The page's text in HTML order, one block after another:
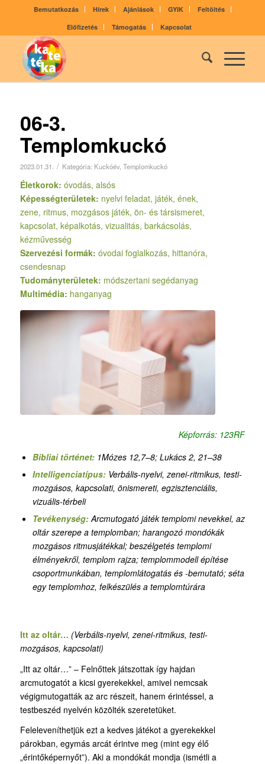
Bemutatkozás Hírek Ajánlások GYIK
Feltöltés
Előfizetés
Támogatás Kapcsolat
06-3.
Templomkuckó
2023.01.31. / Kategória: Kuckóév, Templomkuckó
Életkorok: óvodás, alsós
Képességterületek: nyelvi feladat, játék, ének,
zene, ritmus, mozgásos játék, ön- és társismeret,
kapcsolat, képalkotás, vizualitás, barkácsolás,
kézművesség
Szervezési formák: óvodai foglalkozás, hittanóra,
csendesnap
Tudományterületek: módszertani segédanyag
Multimédia: hanganyag
Képforrás: 123RF
Bibliai történet:1Mózes 12,7–8; Lukács 2, 21–38
Intelligenciatípus: Verbális-nyelvi, zenei-ritmikus, testi-
mozgásos, kapcsolati, önismereti, egzisztenciális,
vizuális-térbeli
Tevékenység: Arcmutogató játék templomi nevekkel, az
oltár szerepe a templomban; harangozó mondókák
mozgásos ritmusjátékkal; beszélgetés templomi
élményekről, templom rajza; templommodell építése
csoportmunkában, templomlátogatás és -bemutató; séta
egy templomhoz, felkészülés a templomtúrára
Itt az oltár… (Verbális-nyelvi, zenei-ritmikus, testi-
mozgásos, kapcsolati)
„Itt az oltár…” – Felnőttek játszottak így hajdan
arcmutogatót a kicsi gyerekekkel, amivel nemcsak
végigmutogatták az arc részeit, hanem érintéssel, a
testbeszéd nyelvén közölték szeretetüket.
Feleleveníthetjük ezt a kedves játékot a gyerekekkel
párokban, egymás arcát érintve meg (mint egy élő
„érintőképernyőt”). Aki a mondókát mondja (ismétli a